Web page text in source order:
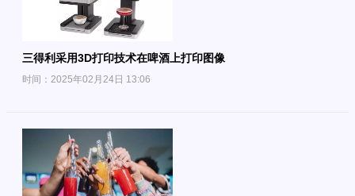
三得利采用3D打印技术在啤酒上打印图像
时间：2025年02月24日 13:06